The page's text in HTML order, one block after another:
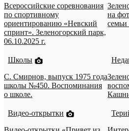
Всероссийские соревнования
по спортивному
ориентированию «Невский
спринт». Зеленогорский парк,
06.10.2025 г.
на
семьи
Школы
С. Смирнов, выпуск 1975 года
школы №450. Воспоминания
о школе.
Видео-открытки